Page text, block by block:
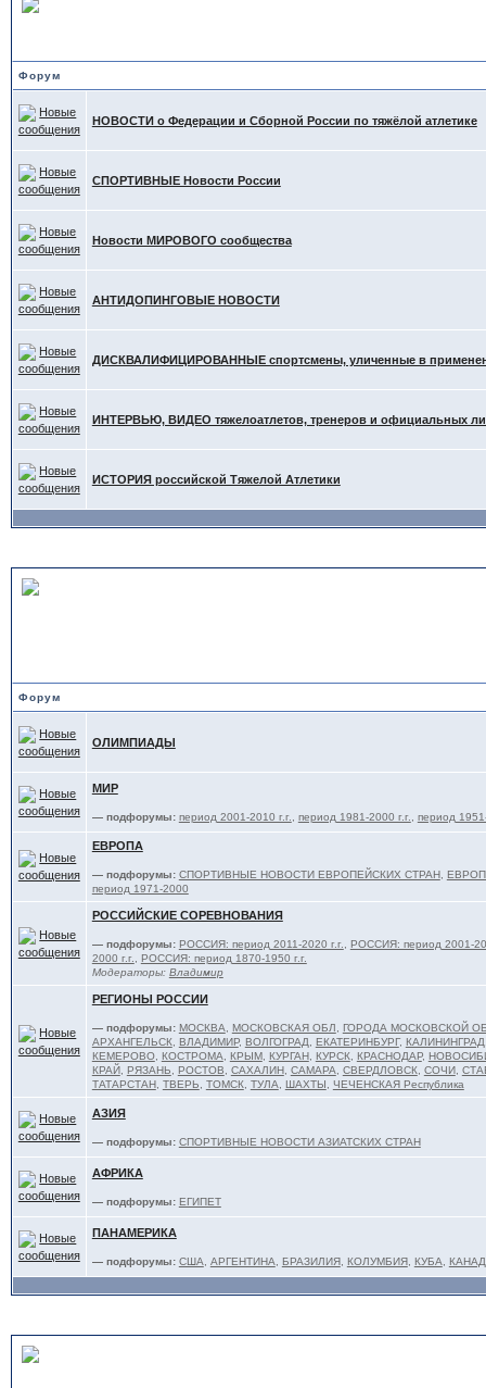
Форум
НОВОСТИ о Федерации и Сборной России по тяжёлой атлетике
СПОРТИВНЫЕ Новости России
Новости МИРОВОГО сообщества
АНТИДОПИНГОВЫЕ НОВОСТИ
ДИСКВАЛИФИЦИРОВАННЫЕ спортсмены, уличенные в
ИНТЕРВЬЮ, ВИДЕО тяжелоатлетов, тренеров и официальных
ИСТОРИЯ российской Тяжелой Атлетики
Форум
ОЛИМПИАДЫ
МИР
— подфорумы: период 2001-2010 г.г. период 1981-2000 г.г. период
ЕВРОПА
— подфорумы: СПОРТИВНЫЕ НОВОСТИ ЕВРОПЕЙСКИХ СТРАН,
период 1971-2000
РОССИЙСКИЕ СОРЕВНОВАНИЯ
— подфорумы: РОССИЯ: период 2011-2020 г.г.
РОССИЯ: период 2001-
2000 г.г.
РОССИЯ: период 1870-1950 г.г.
Модераторы: Владимир
РЕГИОНЫ РОССИИ
— подфорумы: МОСКВА МОСКОВСКАЯ ОБЛ
ГОРОДА МОСКОВСКОЙ
АРХАНГЕЛЬСК, ВЛАДИМИР, ВОЛГОГРАД ЕКАТЕРИНБУРГ, КАЛИНИНГРАД
КЕМЕРОВО, КОСТРОМА КРЫМ, КУРГАН, КУРСК, КРАСНОДАР,
КРАЙ, РЯЗАНЬ РОСТОВ САХАЛИН, САМАРА СВЕРДЛОВСК, СОЧИ,
ТАТАРСТАН, ТВЕРЬ ТОМСК, ТУЛА ШАХТЫ ЧЕЧЕНСКАЯ Республика
АЗИЯ
— подфорумы: СПОРТИВНЫЕ НОВОСТИ АЗИАТСКИХ СТРАН
АФРИКА
— подфорумы: ЕГИПЕТ
ПАНАМЕРИКА
— подфорумы: США АРГЕНТИНА БРАЗИЛИЯ, КОЛУМБИЯ, КУБА